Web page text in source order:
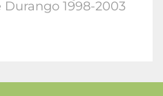
1998-2003